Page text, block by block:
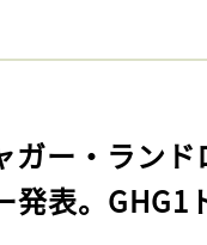
ガー・ラン
発表。GHG1